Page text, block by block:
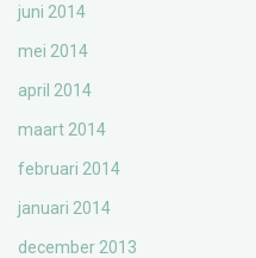
juni 2014
mei 2014
april 2014
maart 2014
februari 2014
januari 2014
december 2013